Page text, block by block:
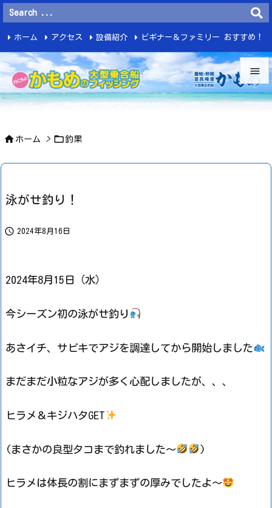


ホーム アクセス 設備紹介 ビギナー＆ファミリー おすすめ！
釣 果
 ホーム > 釣果
泳がせ釣り！
 2024年8月16日
2024年8月15日（水）
今シーズン初の泳がせ釣り
あさイチ、サビキでアジを調達してから開始しました
まだまだ小粒なアジが多く心配しましたが、、、
ヒラメ＆キジハタGET
(まさかの良型タコまで釣れました～ )
ヒラメは体長の割にまずまずの厚みでしたよ～